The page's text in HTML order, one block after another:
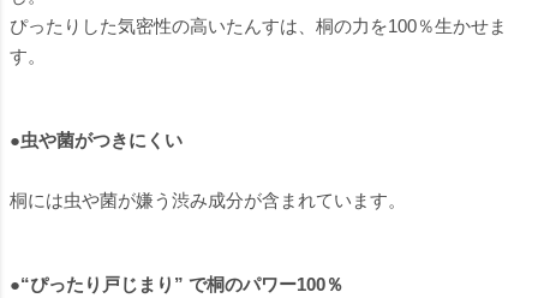
ぴったりした気密性の高いたんすは、桐の力を100％生かせま
す。
●虫や菌がつきにくい
桐には虫や菌が嫌う渋み成分が含まれています。
●“ぴったり戸じまり” で桐のパワー100％